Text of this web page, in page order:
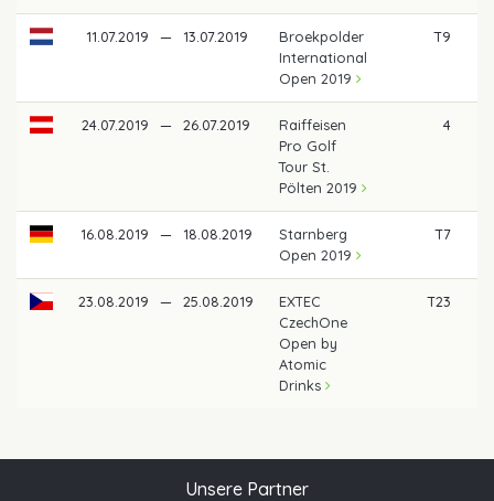
11.07.2019 — 13.07.2019
Broekpolder
International
Open 2019
T9
24.07.2019 — 26.07.2019
Raiffeisen
Pro Golf
Tour St.
Pölten 2019
4
16.08.2019 — 18.08.2019
Starnberg
Open 2019
T7
23.08.2019 — 25.08.2019
EXTEC
CzechOne
Open by
Atomic
Drinks
T23
Unsere Partner